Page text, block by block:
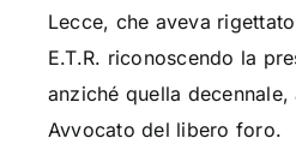
Lecce, che aveva rigettato
E.T.R. riconoscendo la
anziché quella
Avvocato del libero foro.